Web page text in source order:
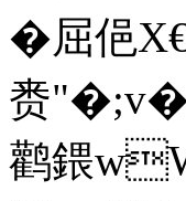
�屈俋
赉
鹳鍡